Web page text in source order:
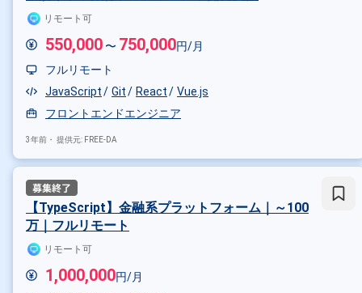
リモート可
550,000 〜 750,000円/月
フルリモート
JavaScript
Git React
Vue.js
フロントエンドエンジニア
3年前・ 提供元: FREE-DA
【TypeScript】金融系プラットフォーム｜～100
万｜フルリモート
リモート可
1,000,000円/月